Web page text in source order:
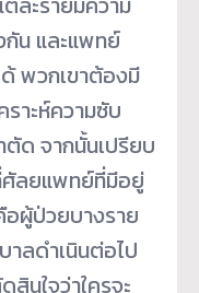
น และแพทย์
พวกเขาต้องมี
าะห์ความซับ
ตัด จากนั้นเปรียบ
ศัลยแพทย์ที่มีอยู่
อผู้ป่วยบางราย
าลดำเนินต่อไป
นใจว่าใครจะ